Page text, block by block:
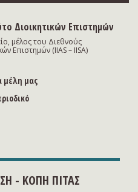
Διοικητικών Επιστημών
μέλος του Διεθνούς
Επιστημών (IIAS – IISA)
μέλη μας
- ΚΟΠΗ ΠΙΤΑΣ